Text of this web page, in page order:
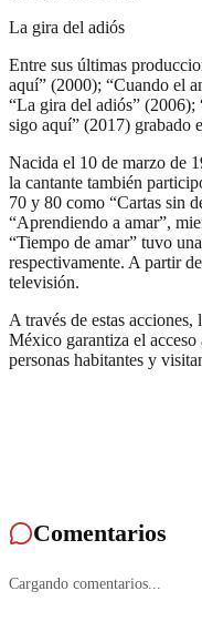
La gira del adiós
Entre sus últimas
aquí” (2000); “Cuando el
“La gira del adiós” (2006);
sigo aquí” (2017) grabado
Nacida el 10 de marzo de
la cantante también
70 y 80 como “Cartas sin
“Aprendiendo a amar”,
“Tiempo de amar” tuvo
respectivamente. A partir
televisión.
A través de estas
México garantiza el
personas habitantes y
Comentarios
Cargando comentarios...